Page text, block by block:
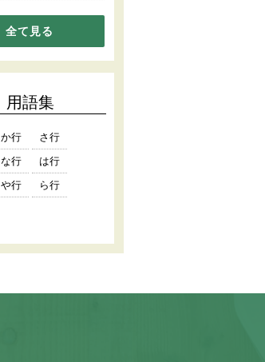
全て見る
用語集
か行 さ行
な行
は行
や行 ら行